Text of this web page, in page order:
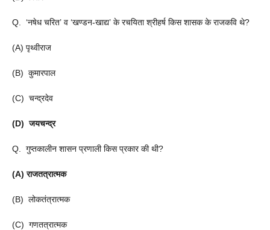
Q. ‘नषेध चरित’ व ‘खण्डन-खाद्य’ के रचयिता श्रीहर्ष किस शासक के राजकवि थे?
(A) पृथ्वीराज
(B) कुमारपाल
(C) चन्द्रदेव
(D) जयचन्द्र
Q. गुप्तकालीन शासन प्रणाली किस प्रकार की थी?
(A) राजतत्रात्मक
(B) लोकतंत्रात्मक
(C) गणतत्रात्मक